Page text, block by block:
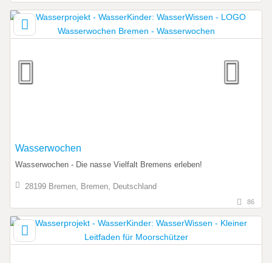
Wasserwochen
Wasserwochen - Die nasse Vielfalt Bremens erleben!
28199 Bremen, Bremen, Deutschland
86